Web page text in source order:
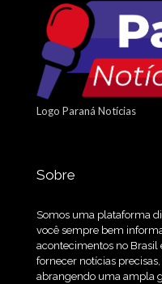
Logo Paraná Notícias
Sobre
Somos uma plataforma
você sempre bem
acontecimentos no Brasil
fornecer notícias
abrangendo uma ampla